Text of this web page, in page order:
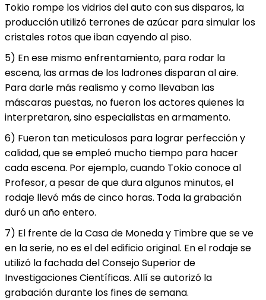
Tokio rompe los vidrios del auto con sus disparos, la
producción utilizó terrones de azúcar para simular los
cristales rotos que iban cayendo al piso.
5) En ese mismo enfrentamiento, para rodar la
escena, las armas de los ladrones disparan al aire.
Para darle más realismo y como llevaban las
máscaras puestas, no fueron los actores quienes la
interpretaron, sino especialistas en armamento.
6) Fueron tan meticulosos para lograr perfección y
calidad, que se empleó mucho tiempo para hacer
cada escena. Por ejemplo, cuando Tokio conoce al
Profesor, a pesar de que dura algunos minutos, el
rodaje llevó más de cinco horas. Toda la grabación
duró un año entero.
7) El frente de la Casa de Moneda y Timbre que se ve
en la serie, no es el del edificio original. En el rodaje se
utilizó la fachada del Consejo Superior de
Investigaciones Científicas. Allí se autorizó la
grabación durante los fines de semana.